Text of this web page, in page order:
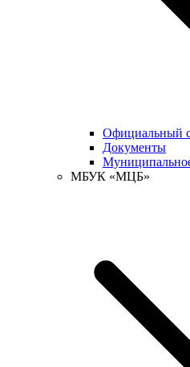
Официальный
Документы
МБУК «МЦБ»